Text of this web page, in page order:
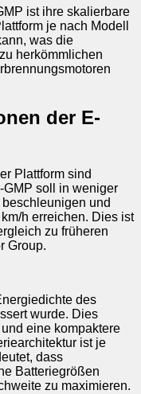
ist ihre skalierbare
je nach Modell
was die
herkömmlichen
der E-
Plattform sind
GMP soll in weniger
und
h erreichen. Dies ist
zu früheren
Group.
des
wurde. Dies
eine kompaktere
ist je
dass
Batteriegrößen
zu maximieren.